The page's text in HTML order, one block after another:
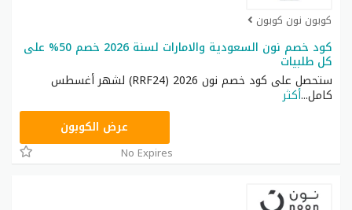
كوبون نون كوبون
كود خصم نون السعودية والامارات لسنة 2026 خصم 50% على
كل طلبيات
ستحصل على كود خصم نون 2026 (RRF24) لشهر أغسطس
كامل...أكثر
RRF24عرض الكوبون
No Expires